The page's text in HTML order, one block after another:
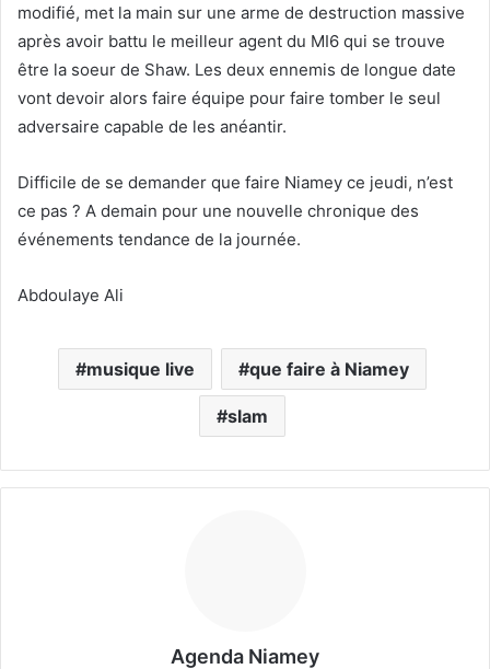
modifié, met la main sur une arme de destruction massive
après avoir battu le meilleur agent du MI6 qui se trouve
être la soeur de Shaw. Les deux ennemis de longue date
vont devoir alors faire équipe pour faire tomber le seul
adversaire capable de les anéantir.
Difficile de se demander que faire Niamey ce jeudi, n’est
ce pas ? A demain pour une nouvelle chronique des
événements tendance de la journée.
Abdoulaye Ali
musique live que faire à Niamey
slam
Agenda Niamey